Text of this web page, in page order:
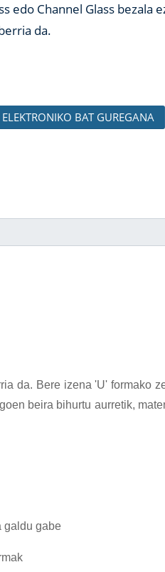
edo Channel Glass bezala
da.
BAT GUREGANA
da. Bere izena 'U' formako
beira bihurtu aurretik,
galdu gabe